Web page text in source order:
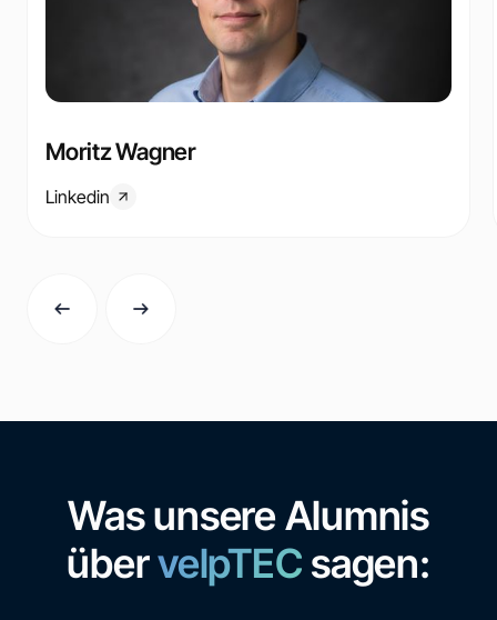
Moritz Wagner
Linkedin
Was unsere Alumnis
übervelpTEC sagen: